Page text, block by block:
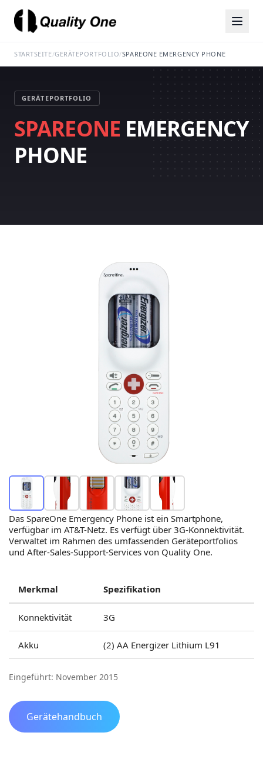
STARTSEITE/GERÄTEPORTFOLIO/SPAREONE EMERGENCY PHONE
GERÄTEPORTFOLIO
SPAREONE EMERGENCY
PHONE
Das SpareOne Emergency Phone ist ein Smartphone,
verfügbar im AT&T-Netz. Es verfügt über 3G-Konnektivität.
Verwaltet im Rahmen des umfassenden Geräteportfolios
und After-Sales-Support-Services von Quality One.
Merkmal Spezifikation
Konnektivität 3G
Akku (2) AA Energizer Lithium L91
Eingeführt: November 2015
Gerätehandbuch